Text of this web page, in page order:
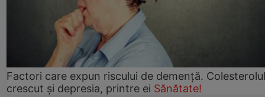
Factori care expun riscului de demență. Colesterolul
crescut şi depresia, printre ei Sănătate!